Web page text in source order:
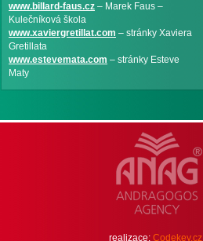
www.billard-faus.cz – Marek Faus –
Kulečníková škola
www.xaviergretillat.com – stránky Xaviera
Gretillata
www.estevemata.com – stránky Esteve
Maty
realizace: Codekey.cz